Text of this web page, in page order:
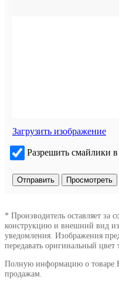
Загрузить изображение
Разрешить смайлики
* Производитель оставляет за
конструкцию и внешний вид
уведомления. Изображения
передавать оригинальный цвет
Полную информацию о товаре
продажам.